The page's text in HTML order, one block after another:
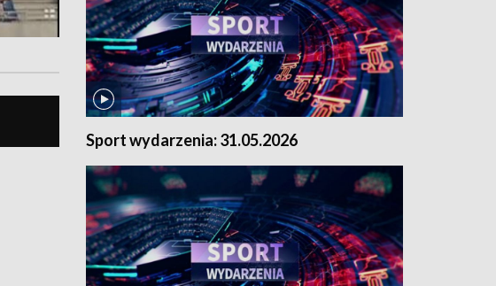
Sport wydarzenia: 31.05.2026